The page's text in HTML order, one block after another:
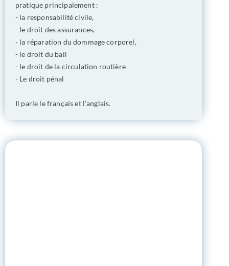
pratique principalement :
- la responsabilité civile,
- le droit des assurances,
- la réparation du dommage corporel,
- le droit du bail
- le droit de la circulation routière
- Le droit pénal
Il parle le français et l’anglais.